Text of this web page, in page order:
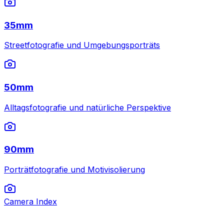
35mm
Streetfotografie und Umgebungsporträts
50mm
Alltagsfotografie und natürliche Perspektive
90mm
Porträtfotografie und Motivisolierung
Camera Index